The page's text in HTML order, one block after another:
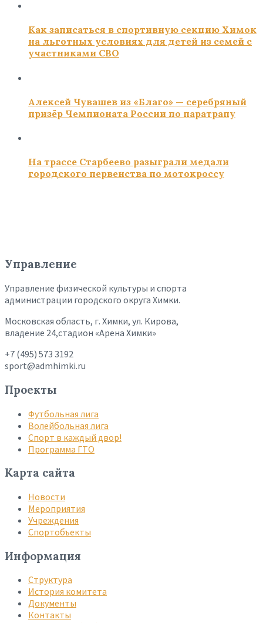
Как записаться в спортивную секцию Химок
на льготных условиях для детей из семей с
участниками СВО
Алексей Чувашев из «Благо» — серебряный
призёр Чемпионата России по паратрапу
На трассе Старбеево разыграли медали
городского первенства по мотокроссу
Управление
Управление физической культуры и спорта
администрации городского округа Химки.
Московская область, г. Химки, ул. Кирова,
владение 24,стадион «Арена Химки»
+7 (495) 573 3192
sport@admhimki.ru
Проекты
Футбольная лига
Волейбольная лига
Спорт в каждый двор!
Программа ГТО
Карта сайта
Новости
Мероприятия
Учреждения
Спортобъекты
Информация
Структура
История комитета
Документы
Контакты